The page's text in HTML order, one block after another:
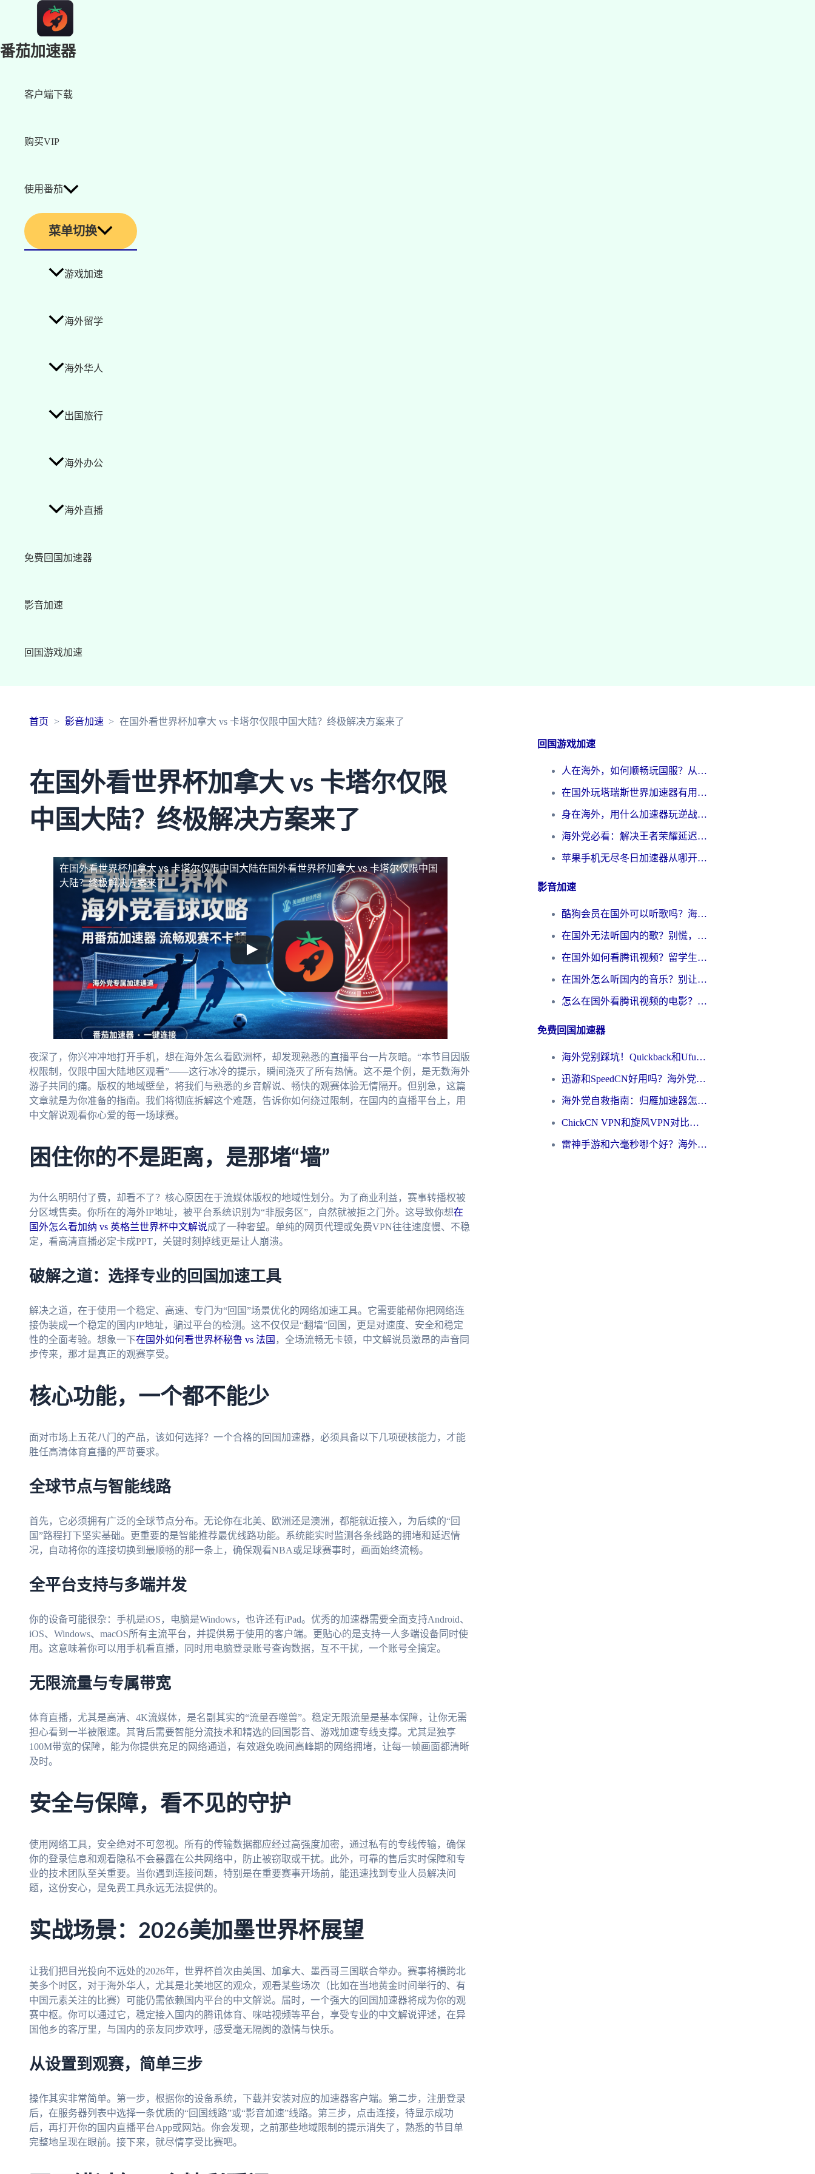
番茄加速器
客户端下载
购买VIP
使用番茄
菜单切换
游戏加速
海外留学
海外华人
出国旅行
海外办公
海外直播
免费回国加速器
影音加速
回国游戏加速
首页 影音加速 在国外看世界杯加拿大 vs 卡塔尔仅限中国大陆？终极解决方案来了
在国外看世界杯加拿大 vs 卡塔尔仅限
中国大陆？终极解决方案来了
在国外看世界杯加拿大 vs 卡塔尔仅限中国大陆在国外看世界杯加拿大 vs 卡塔尔仅限中国
大陆？终极解决方案来了
夜深了，你兴冲冲地打开手机，想在海外怎么看欧洲杯，却发现熟悉的直播平台一片灰暗。“本节目因版
权限制，仅限中国大陆地区观看”——这行冰冷的提示，瞬间浇灭了所有热情。这不是个例，是无数海外
游子共同的痛。版权的地域壁垒，将我们与熟悉的乡音解说、畅快的观赛体验无情隔开。但别急，这篇
文章就是为你准备的指南。我们将彻底拆解这个难题，告诉你如何绕过限制，在国内的直播平台上，用
中文解说观看你心爱的每一场球赛。
困住你的不是距离，是那堵“墙”
为什么明明付了费，却看不了？核心原因在于流媒体版权的地域性划分。为了商业利益，赛事转播权被
分区域售卖。你所在的海外IP地址，被平台系统识别为“非服务区”，自然就被拒之门外。这导致你想在
国外怎么看加纳 vs 英格兰世界杯中文解说成了一种奢望。单纯的网页代理或免费VPN往往速度慢、不稳
定，看高清直播必定卡成PPT，关键时刻掉线更是让人崩溃。
破解之道：选择专业的回国加速工具
解决之道，在于使用一个稳定、高速、专门为“回国”场景优化的网络加速工具。它需要能帮你把网络连
接伪装成一个稳定的国内IP地址，骗过平台的检测。这不仅仅是“翻墙”回国，更是对速度、安全和稳定
性的全面考验。想象一下在国外如何看世界杯秘鲁 vs 法国 ，全场流畅无卡顿，中文解说员激昂的声音同
步传来，那才是真正的观赛享受。
核心功能，一个都不能少
面对市场上五花八门的产品，该如何选择？一个合格的回国加速器，必须具备以下几项硬核能力，才能
胜任高清体育直播的严苛要求。
全球节点与智能线路
首先，它必须拥有广泛的全球节点分布。无论你在北美、欧洲还是澳洲，都能就近接入，为后续的“回
国”路程打下坚实基础。更重要的是智能推荐最优线路功能。系统能实时监测各条线路的拥堵和延迟情
况，自动将你的连接切换到最顺畅的那一条上，确保观看NBA或足球赛事时，画面始终流畅。
全平台支持与多端并发
你的设备可能很杂：手机是iOS，电脑是Windows，也许还有iPad。优秀的加速器需要全面支持Android、
iOS、Windows、macOS所有主流平台，并提供易于使用的客户端。更贴心的是支持一人多端设备同时使
用。这意味着你可以用手机看直播，同时用电脑登录账号查询数据，互不干扰，一个账号全搞定。
无限流量与专属带宽
体育直播，尤其是高清、4K流媒体，是名副其实的“流量吞噬兽”。稳定无限流量是基本保障，让你无需
担心看到一半被限速。其背后需要智能分流技术和精选的回国影音、游戏加速专线支撑。尤其是独享
100M带宽的保障，能为你提供充足的网络通道，有效避免晚间高峰期的网络拥堵，让每一帧画面都清晰
及时。
安全与保障，看不见的守护
使用网络工具，安全绝对不可忽视。所有的传输数据都应经过高强度加密，通过私有的专线传输，确保
你的登录信息和观看隐私不会暴露在公共网络中，防止被窃取或干扰。此外，可靠的售后实时保障和专
业的技术团队至关重要。当你遇到连接问题，特别是在重要赛事开场前，能迅速找到专业人员解决问
题，这份安心，是免费工具永远无法提供的。
实战场景：2026美加墨世界杯展望
让我们把目光投向不远处的2026年，世界杯首次由美国、加拿大、墨西哥三国联合举办。赛事将横跨北
美多个时区，对于海外华人，尤其是北美地区的观众，观看某些场次（比如在当地黄金时间举行的、有
中国元素关注的比赛）可能仍需依赖国内平台的中文解说。届时，一个强大的回国加速器将成为你的观
赛中枢。你可以通过它，稳定接入国内的腾讯体育、咪咕视频等平台，享受专业的中文解说评述，在异
国他乡的客厅里，与国内的亲友同步欢呼，感受毫无隔阂的激情与快乐。
从设置到观赛，简单三步
操作其实非常简单。第一步，根据你的设备系统，下载并安装对应的加速器客户端。第二步，注册登录
后，在服务器列表中选择一条优质的“回国线路”或“影音加速”线路。第三步，点击连接，待显示成功
后，再打开你的国内直播平台App或网站。你会发现，之前那些地域限制的提示消失了，熟悉的节目单
完整地呈现在眼前。接下来，就尽情享受比赛吧。
回国游戏加速
人在海外，如何顺畅玩国服？从《王者荣耀》到《云图计划》的加速器终极指南
在国外玩塔瑞斯世界加速器有用吗？海外玩家亲测后的真实答案
身在海外，用什么加速器玩逆战才能告别延迟？
海外党必看：解决王者荣耀延迟的加速器终极指南——从EVE到猫和老鼠，一个工具全搞定
苹果手机无尽冬日加速器从哪开启？海外玩家的冬日生存指南
影音加速
酷狗会员在国外可以听歌吗？海外党亲测有效：3步解决音乐权限难题
在国外无法听国内的歌？别慌，这样操作就能畅听QQ音乐（附亲测加速器推荐）
在国外如何看腾讯视频？留学生亲测有效的回国加速方案
在国外怎么听国内的音乐？别让版权限制断了你的华语歌单
怎么在国外看腾讯视频的电影？海外党亲测有效的回国加速指南
免费回国加速器
海外党别踩坑！Quickback和UfunR好用吗？选对回国加速器才能无缝刷国内资源
迅游和SpeedCN好用吗？海外党如何破解那道看不见的墙
海外党自救指南：归雁加速器怎么样？教你避开坑实现国内资源无缝访问
ChickCN VPN和旋风VPN对比哪个回国效果更好？海外用户的选择困境与出路
雷神手游和六毫秒哪个好？海外党如何真正解锁国内资源